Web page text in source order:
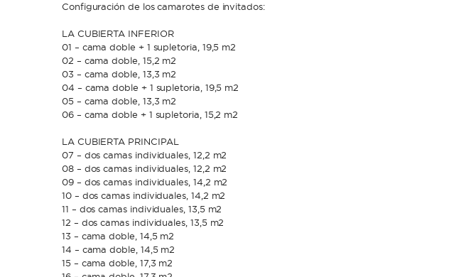
Configuración de los camarotes de invitados:
LA CUBIERTA INFERIOR
01 – cama doble + 1 supletoria, 19,5 m2
02 – cama doble, 15,2 m2
03 – cama doble, 13,3 m2
04 – cama doble + 1 supletoria, 19,5 m2
05 – cama doble, 13,3 m2
06 – cama doble + 1 supletoria, 15,2 m2
LA CUBIERTA PRINCIPAL
07 – dos camas individuales, 12,2 m2
08 – dos camas individuales, 12,2 m2
09 – dos camas individuales, 14,2 m2
10 – dos camas individuales, 14,2 m2
11 – dos camas individuales, 13,5 m2
12 – dos camas individuales, 13,5 m2
13 – cama doble, 14,5 m2
14 – cama doble, 14,5 m2
15 – cama doble, 17,3 m2